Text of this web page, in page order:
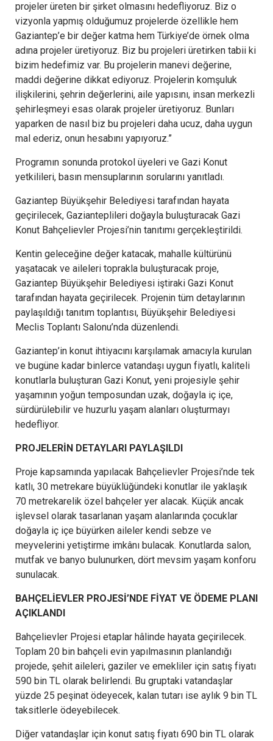
projeler üreten bir şirket olmasını hedefliyoruz. Biz o
vizyonla yapmış olduğumuz projelerde özellikle hem
Gaziantep’e bir değer katma hem Türkiye’de örnek olma
adına projeler üretiyoruz. Biz bu projeleri üretirken tabii ki
bizim hedefimiz var. Bu projelerin manevi değerine,
maddi değerine dikkat ediyoruz. Projelerin komşuluk
ilişkilerini, şehrin değerlerini, aile yapısını, insan merkezli
şehirleşmeyi esas olarak projeler üretiyoruz. Bunları
yaparken de nasıl biz bu projeleri daha ucuz, daha uygun
mal ederiz, onun hesabını yapıyoruz.”
Programın sonunda protokol üyeleri ve Gazi Konut
yetkilileri, basın mensuplarının sorularını yanıtladı.
Gaziantep Büyükşehir Belediyesi tarafından hayata
geçirilecek, Gazianteplileri doğayla buluşturacak Gazi
Konut Bahçelievler Projesi’nin tanıtımı gerçekleştirildi.
Kentin geleceğine değer katacak, mahalle kültürünü
yaşatacak ve aileleri toprakla buluşturacak proje,
Gaziantep Büyükşehir Belediyesi iştiraki Gazi Konut
tarafından hayata geçirilecek. Projenin tüm detaylarının
paylaşıldığı tanıtım toplantısı, Büyükşehir Belediyesi
Meclis Toplantı Salonu’nda düzenlendi.
Gaziantep’in konut ihtiyacını karşılamak amacıyla kurulan
ve bugüne kadar binlerce vatandaşı uygun fiyatlı, kaliteli
konutlarla buluşturan Gazi Konut, yeni projesiyle şehir
yaşamının yoğun temposundan uzak, doğayla iç içe,
sürdürülebilir ve huzurlu yaşam alanları oluşturmayı
hedefliyor.
PROJELERİN DETAYLARI PAYLAŞILDI
Proje kapsamında yapılacak Bahçelievler Projesi’nde tek
katlı, 30 metrekare büyüklüğündeki konutlar ile yaklaşık
70 metrekarelik özel bahçeler yer alacak. Küçük ancak
işlevsel olarak tasarlanan yaşam alanlarında çocuklar
doğayla iç içe büyürken aileler kendi sebze ve
meyvelerini yetiştirme imkânı bulacak. Konutlarda salon,
mutfak ve banyo bulunurken, dört mevsim yaşam konforu
sunulacak.
BAHÇELİEVLER PROJESİ’NDE FİYAT VE ÖDEME PLANI
AÇIKLANDI
Bahçelievler Projesi etaplar hâlinde hayata geçirilecek.
Toplam 20 bin bahçeli evin yapılmasının planlandığı
projede, şehit aileleri, gaziler ve emekliler için satış fiyatı
590 bin TL olarak belirlendi. Bu gruptaki vatandaşlar
yüzde 25 peşinat ödeyecek, kalan tutarı ise aylık 9 bin TL
taksitlerle ödeyebilecek.
Diğer vatandaşlar için konut satış fiyatı 690 bin TL olarak